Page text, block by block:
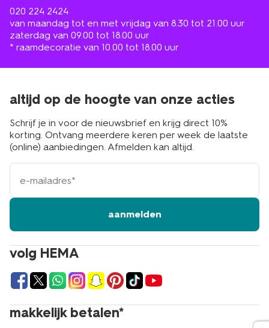
020 224 2424
van maandag tot en met vrijdag van 8.30 tot 21.00 uur
zaterdag van 09.00 tot 18.00 uur
* raamdecoratie van 10.00 tot 18.00 uur
volg HEMA
makkelijk betalen*
altijd op de hoogte van onze acties
Schrijf je in voor de nieuwsbrief en krijg direct 10%
korting. Ontvang meerdere keren per week de laatste
(online) aanbiedingen. Afmelden kan altijd.
e-
mailadres
aanmelden